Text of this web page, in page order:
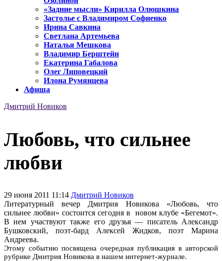
«Задние мысли» Кирилла Олюшкина
Застолье с Владимиром Софиенко
Ирина Савкина
Светлана Артемьева
Наталья Мешкова
Владимир Берштейн
Екатерина Габалова
Олег Липовецкий
Илона Румянцева
Афиша
Дмитрий Новиков
Любовь, что сильнее
любви
29 июня 2011 11:14 Дмитрий Новиков
Литературный вечер Дмитрия Новикова «Любовь, что
сильнее любви» состоится сегодня в новом клубе «Бегемот».
В нем участвуют также его друзья — писатель Александр
Бушковский, поэт-бард Алексей Жидков, поэт Марина
Андреева.
Этому событию посвящена очередная публикация в авторской
рубрике Дмитрия Новикова в нашем интернет-журнале.